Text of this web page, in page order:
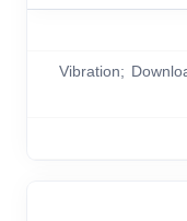
Vibration;